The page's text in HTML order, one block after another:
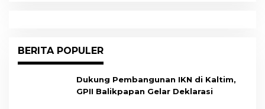
BERITA POPULER
Dukung Pembangunan IKN di Kaltim,
GPII Balikpapan Gelar Deklarasi